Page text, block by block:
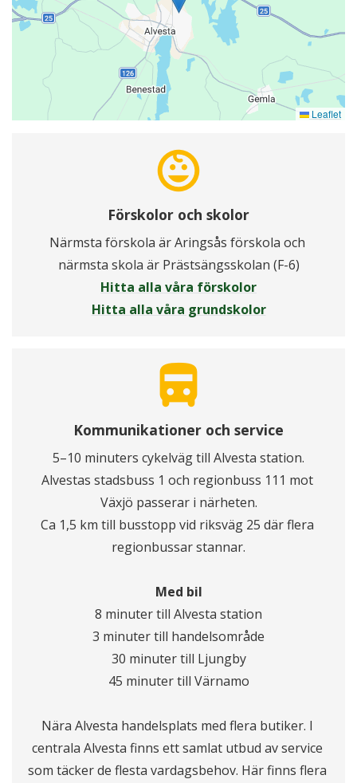
Leaflet
child_care
Förskolor och skolor
Närmsta förskola är Aringsås förskola och
närmsta skola är Prästsängsskolan (F-6)
Hitta alla våra förskolor
Hitta alla våra grundskolor
directions_bus
Kommunikationer och service
5–10 minuters cykelväg till Alvesta station.
Alvestas stadsbuss 1 och regionbuss 111 mot
Växjö passerar i närheten.
Ca 1,5 km till busstopp vid riksväg 25 där flera
regionbussar stannar.
Med bil
8 minuter till Alvesta station
3 minuter till handelsområde
30 minuter till Ljungby
45 minuter till Värnamo
Nära Alvesta handelsplats med flera butiker. I
centrala Alvesta finns ett samlat utbud av service
som täcker de flesta vardagsbehov. Här finns flera